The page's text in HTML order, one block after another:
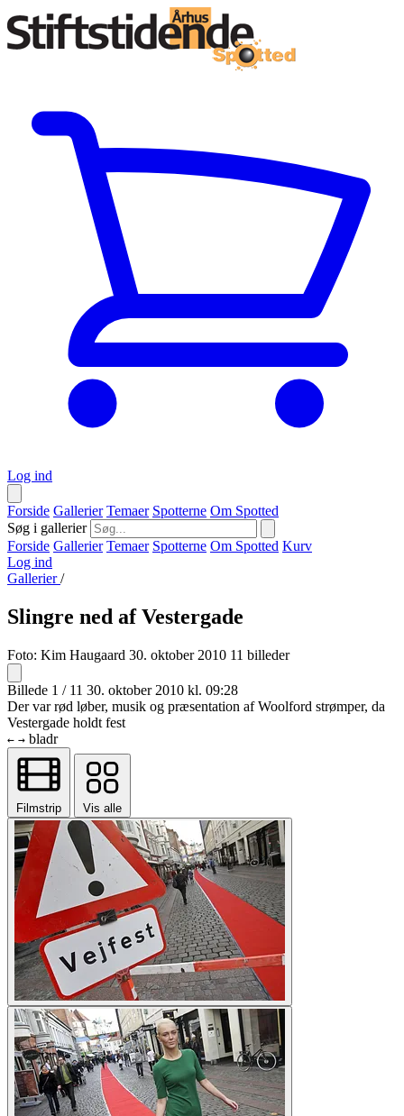
Log ind
Forside Gallerier Temaer Spotterne Om Spotted
Søg i gallerier
Forside Gallerier Temaer Spotterne Om Spotted Kurv
Log ind
Gallerier/
Slingre ned af Vestergade
Foto: Kim Haugaard 30. oktober 2010 11 billeder
Billede 1 / 11 30. oktober 2010 kl. 09:28
Der var rød løber, musik og præsentation af Woolford strømper, da
Vestergade holdt fest
← → bladr
Filmstrip Vis alle